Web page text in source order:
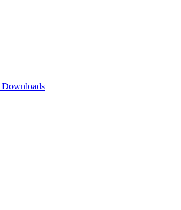
Downloads